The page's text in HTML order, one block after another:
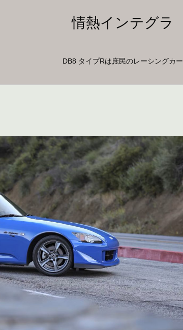
情熱インテグラ
DB8 タイプRは庶民のレーシングカー